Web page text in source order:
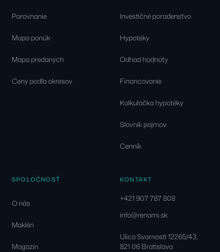
Porovnanie
Mapa ponúk
Mapa predaných
Ceny podľa okresov
Investičné poradenstvo
Hypotéky
Odhad hodnoty
Financovanie
Kalkulačka hypotéky
Slovník pojmov
Cenník
SPOLOČNOSŤ
O nás
Makléri
Magazín
KONTAKT
+421 907 787 808
info@renami.sk
Ulica Svornosti 12265/43,
821 06 Bratislava